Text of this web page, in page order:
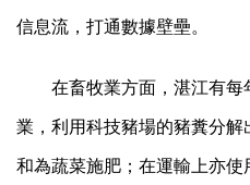
信息流，打通數據壁壘。
在畜牧業方面，湛江有
業，利用科技豬場的豬糞分
和為蔬菜施肥；在運輸上亦